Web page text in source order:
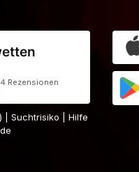
Rezensionen
| Suchtrisiko | Hilfe